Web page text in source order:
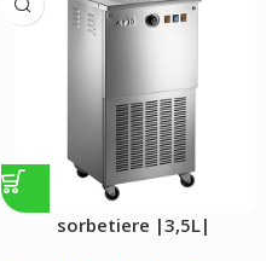
sorbetiere |3,5L|